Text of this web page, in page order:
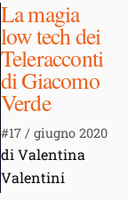
La magia
low tech dei
Teleracconti
di Giacomo
Verde
#17 / giugno 2020
di Valentina
Valentini